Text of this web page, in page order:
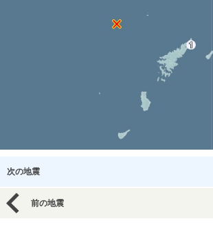
次の地震
前の地震